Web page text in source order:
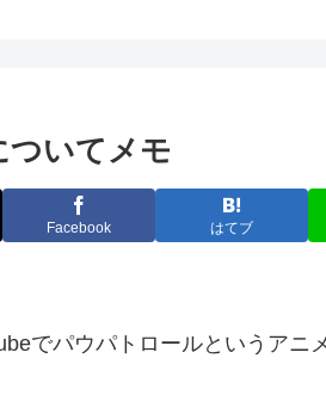
いてメモ
Facebook はてブ
でパウパトロールというアニ